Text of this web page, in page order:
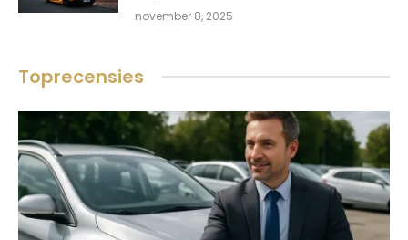
november 8, 2025
Toprecensies